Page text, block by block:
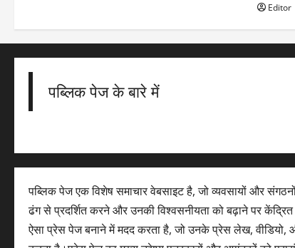
Editor
पब्लिक पेज के बारे में
पब्लिक पेज एक विशेष समाचार वेबसाइट है, जो व्यवसायों और
ढंग से प्रदर्शित करने और उनकी विश्वसनीयता को बढ़ाने पर
ऐसा प्रेस पेज बनाने में मदद करता है, जो उनके प्रेस लेख, वीडियो,